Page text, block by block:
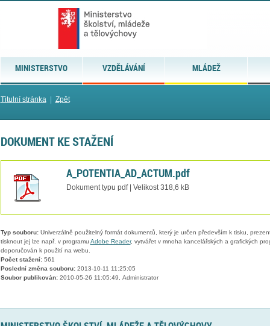
MINISTERSTVO VZDĚLÁVÁNÍ MLÁDEŽ
Titulní stránka| Zpět
DOKUMENT KE STAŽENÍ
A_POTENTIA_AD_ACTUM.pdf
Dokument typu pdf | Velikost 318,6 kB
Typ souboru:Univerzálně použitelný formát dokumentů, který je určen především k tisku,
tisknout jej lze např. v programu Adobe Reader, vytvářet v mnoha kancelářských a grafických
doporučován k použití na webu.
Počet stažení:561
Poslední změna souboru:2013-10-11 11:25:05
Soubor publikován:2010-05-26 11:05:49, Administrator